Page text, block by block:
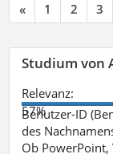
« 1 2 3
Studium von
Relevanz:
57%
Benutzer-ID
des
Ob